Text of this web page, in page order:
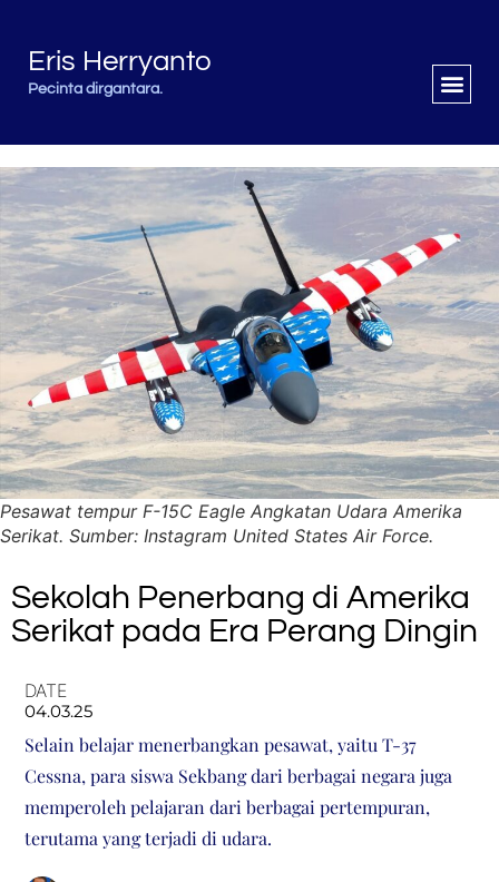
Eris Herryanto
Pecinta dirgantara.
Pesawat tempur F-15C Eagle Angkatan Udara Amerika
Serikat. Sumber: Instagram United States Air Force.
Sekolah Penerbang di Amerika
Serikat pada Era Perang Dingin
DATE
04.03.25
Selain belajar menerbangkan pesawat, yaitu T-37
Cessna, para siswa Sekbang dari berbagai negara juga
memperoleh pelajaran dari berbagai pertempuran,
terutama yang terjadi di udara.